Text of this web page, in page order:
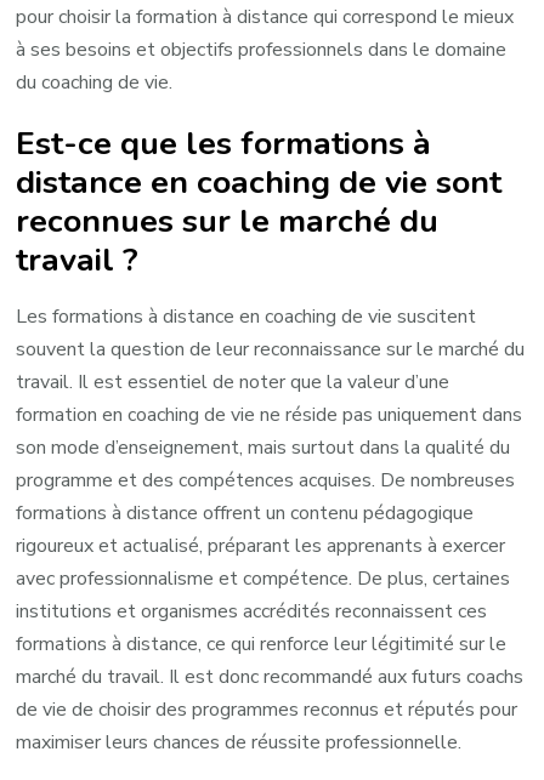
pour choisir la formation à distance qui correspond le mieux
à ses besoins et objectifs professionnels dans le domaine
du coaching de vie.
Est-ce que les formations à
distance en coaching de vie sont
reconnues sur le marché du
travail ?
Les formations à distance en coaching de vie suscitent
souvent la question de leur reconnaissance sur le marché du
travail. Il est essentiel de noter que la valeur d’une
formation en coaching de vie ne réside pas uniquement dans
son mode d’enseignement, mais surtout dans la qualité du
programme et des compétences acquises. De nombreuses
formations à distance offrent un contenu pédagogique
rigoureux et actualisé, préparant les apprenants à exercer
avec professionnalisme et compétence. De plus, certaines
institutions et organismes accrédités reconnaissent ces
formations à distance, ce qui renforce leur légitimité sur le
marché du travail. Il est donc recommandé aux futurs coachs
de vie de choisir des programmes reconnus et réputés pour
maximiser leurs chances de réussite professionnelle.